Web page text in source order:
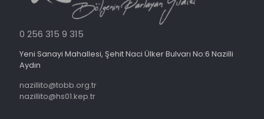
0 256 315 9 315
Yeni Sanayi Mahallesi, Şehit Naci Ülker Bulvarı No:6 Nazilli
Aydın
nazillito@tobb.org.tr
nazillito@hs01.kep.tr